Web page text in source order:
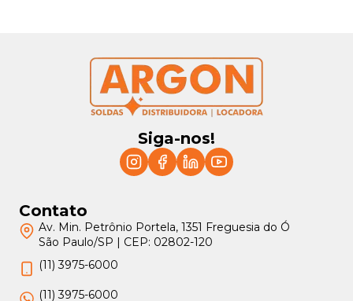
Siga-nos!
Contato
Av. Min. Petrônio Portela, 1351 Freguesia do Ó
São Paulo/SP | CEP: 02802-120
(11) 3975-6000
(11) 3975-6000